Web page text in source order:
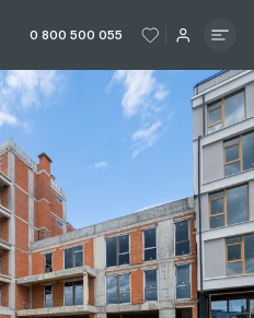
0 800 500 055 ЧИТАТИ ІСТОРІЮ
ЧИТАТИ